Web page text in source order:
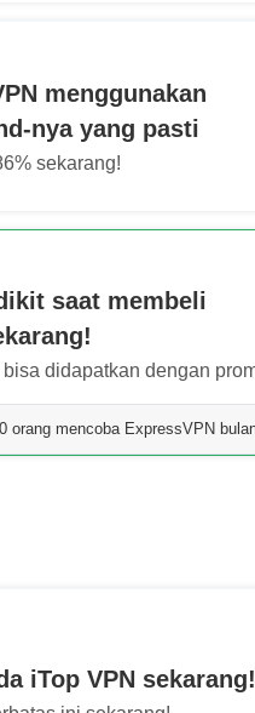
menggunakan
nya yang pasti
% sekarang!
saat membeli
didapatkan dengan
orang mencoba ExpressVPN
iTop VPN sekarang!